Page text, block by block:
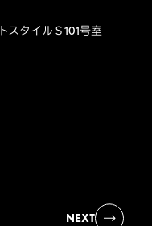
スタイルＳ101号室
NEXT